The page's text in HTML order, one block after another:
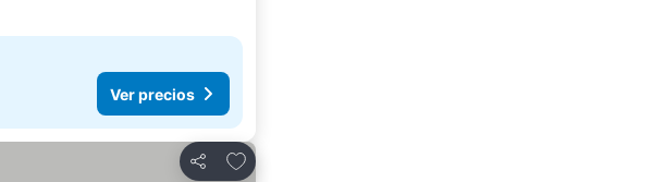
Ver precios
Compartir
Añadir a favoritos